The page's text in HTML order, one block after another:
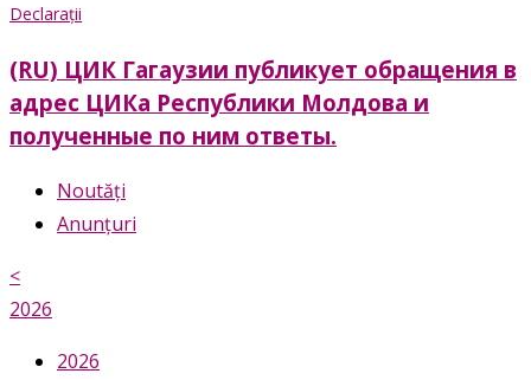
Declarații
(RU) ЦИК Гагаузии публикует обращения в
адрес ЦИКа Республики Молдова и
полученные по ним ответы.
Noutăți
Anunțuri
<
2026
2026